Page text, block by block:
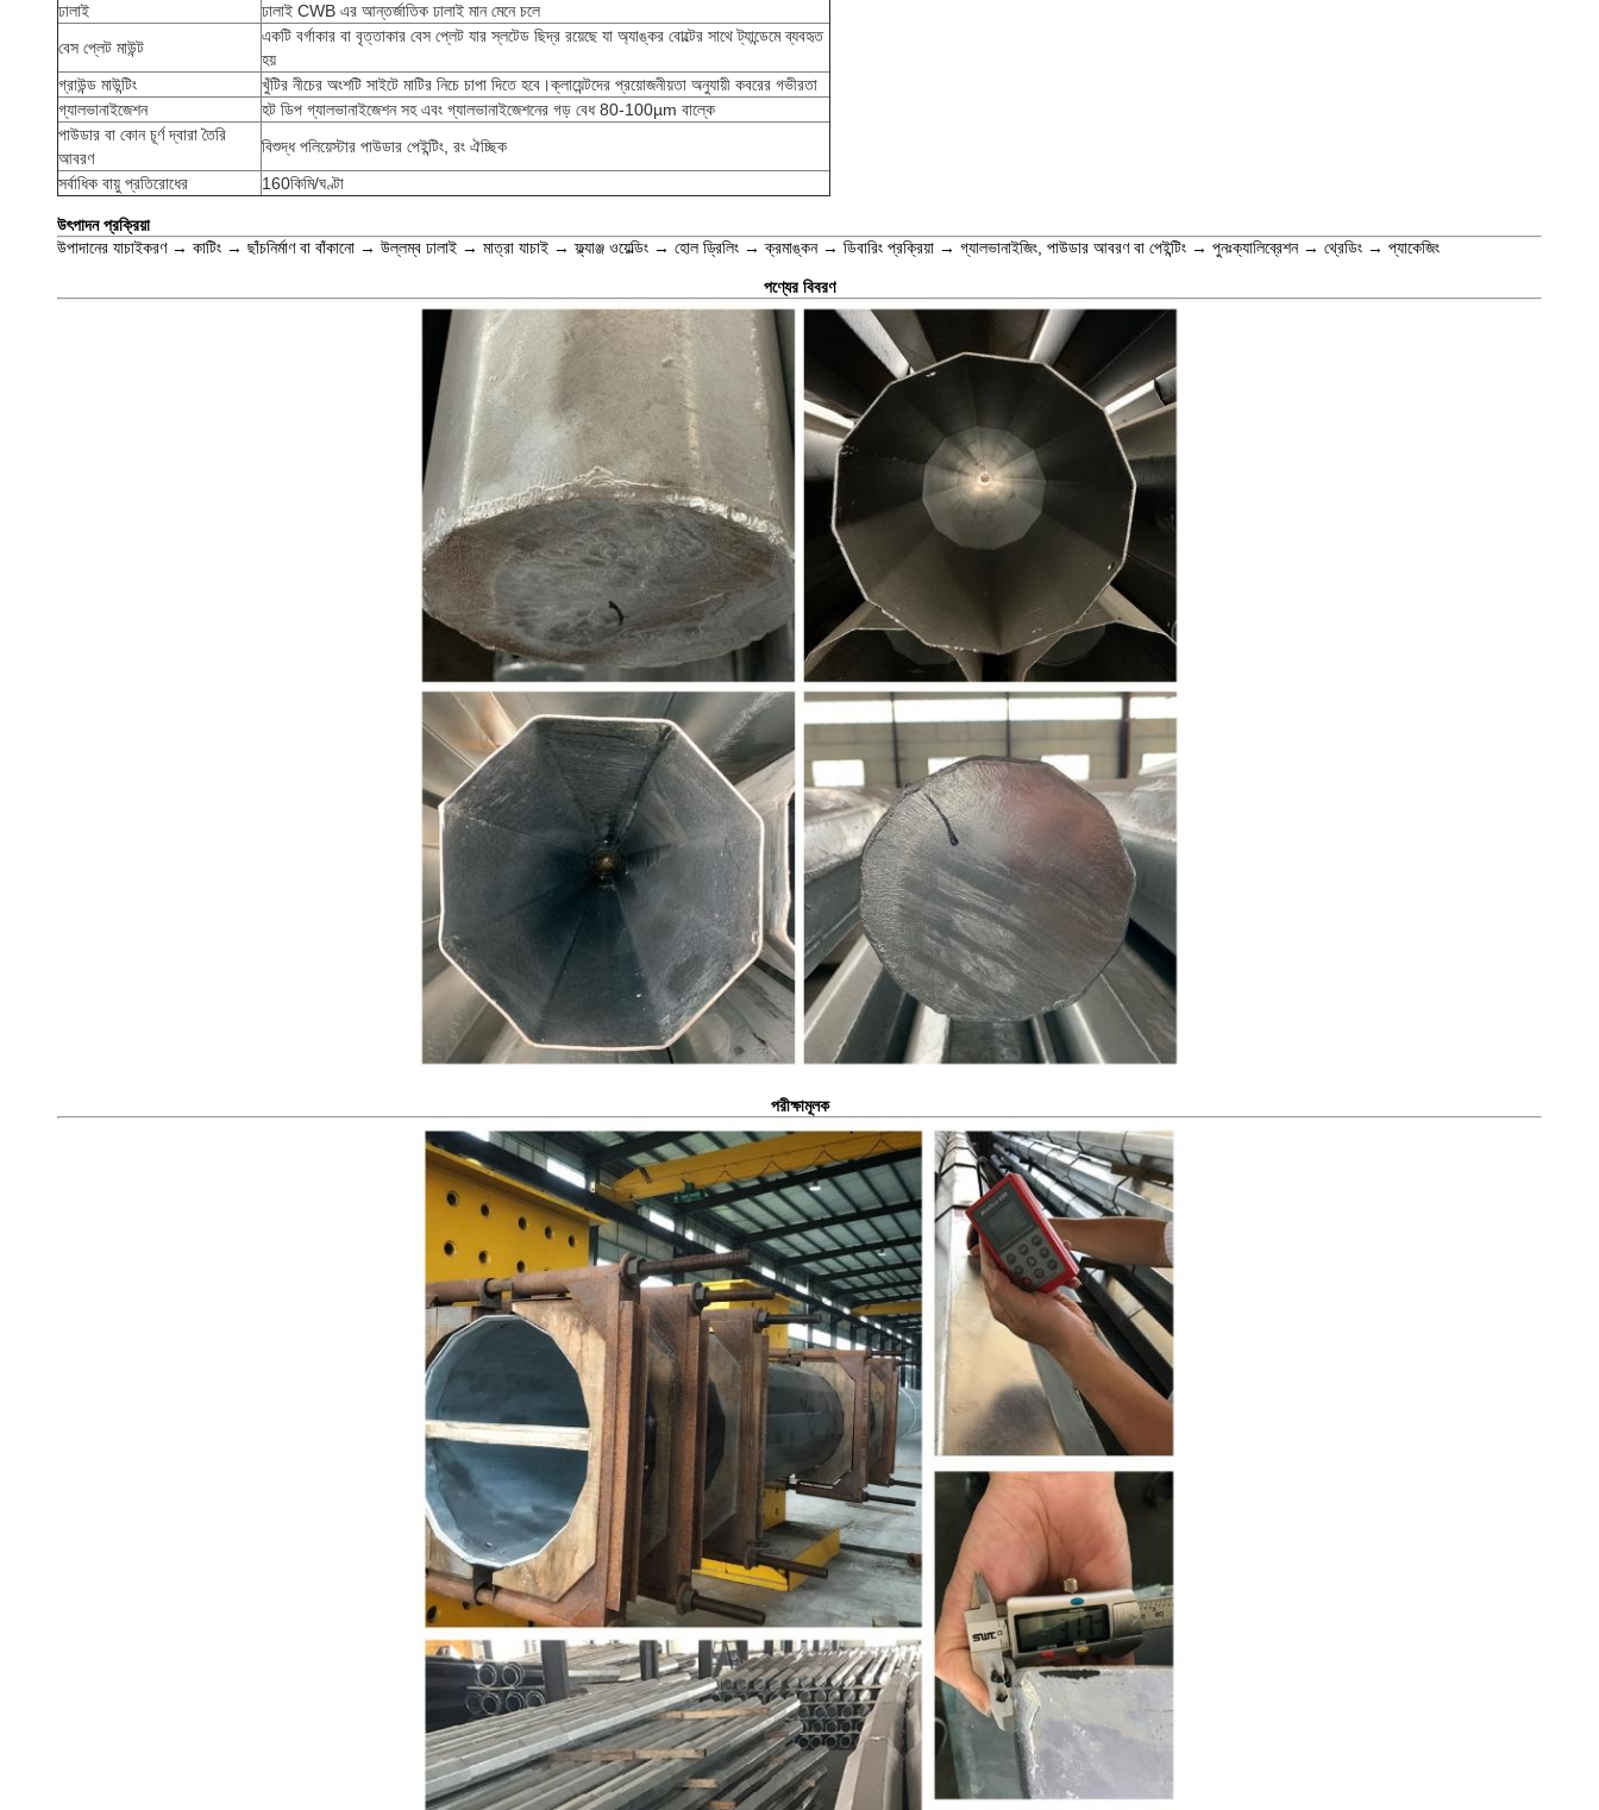
ঢালাই
ঢালাই CWB এর আন্তর্জাতিক ঢালাই মান মেনে চলে
বেস প্লেট মাউন্ট
একটি বর্গাকার বা বৃত্তাকার বেস প্লেট যার স্লটেড ছিদ্র রয়েছে যা অ্যাঙ্কর বোল্টের সাথে ট্যান্ডেমে ব্যবহৃত
হয়
গ্রাউন্ড মাউন্টিং
খুঁটির নীচের অংশটি সাইটে মাটির নিচে চাপা দিতে হবে।ক্লায়েন্টদের প্রয়োজনীয়তা অনুযায়ী কবরের গভীরতা
গ্যালভানাইজেশন
হট ডিপ গ্যালভানাইজেশন সহ এবং গ্যালভানাইজেশনের গড় বেধ 80-100µm বাল্কে
পাউডার বা কোন চূর্ণ দ্বারা তৈরি
আবরণ
বিশুদ্ধ পলিয়েস্টার পাউডার পেইন্টিং, রং ঐচ্ছিক
সর্বাধিক বায়ু প্রতিরোধের
160কিমি/ঘণ্টা
উৎপাদন প্রক্রিয়া
উপাদানের যাচাইকরণ → কাটিং → ছাঁচনির্মাণ বা বাঁকানো → উল্লম্ব ঢালাই → মাত্রা যাচাই → ফ্ল্যাঞ্জ ওয়েল্ডিং → হোল ড্রিলিং → ক্রমাঙ্কন → ডিবারিং প্রক্রিয়া → গ্যালভানাইজিং, পাউডার আবরণ বা পেইন্টিং → পুনঃক্যালিব্রেশন → থ্রেডিং → প্যাকেজিং
পণ্যের বিবরণ
পরীক্ষামূলক